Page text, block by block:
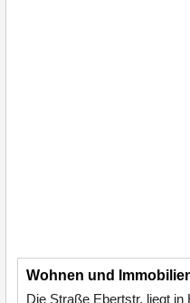
Wohnen und
Die Straße Ebertstr. liegt